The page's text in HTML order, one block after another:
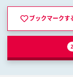
ブックマークす